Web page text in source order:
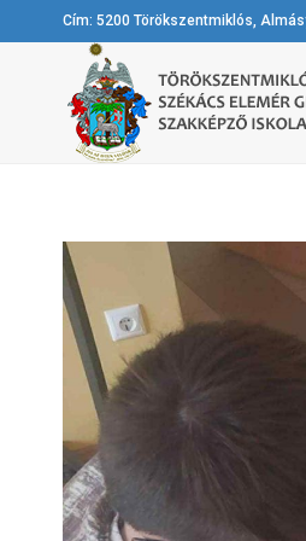
Cím: 5200 Törökszentmiklós,